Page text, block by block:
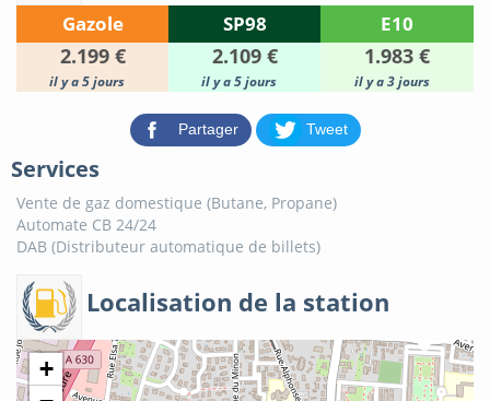
Gazole SP98 E10
2.199 € 2.109 € 1.983 €
il y a 5 jours il y a 5 jours il y a 3 jours
Partager Tweet
Services
Vente de gaz domestique (Butane, Propane)
Automate CB 24/24
DAB (Distributeur automatique de billets)
Localisation de la station
+